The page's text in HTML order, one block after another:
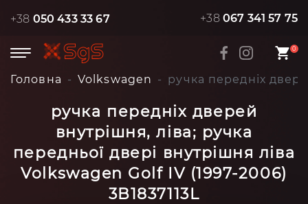
+38 050 433 33 67 +38 067 341 57 75
0
Головна Volkswagen ручка передніх
ручка передніх дверей
внутрішня, ліва; ручка
передньої двері внутрішня ліва
Volkswagen Golf IV (1997-2006)
3B1837113L